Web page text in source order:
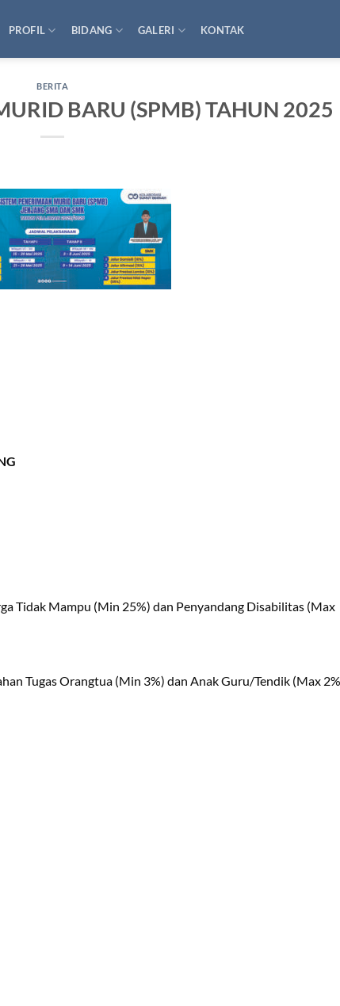
PROFIL BIDANG GALERI KONTAK
BERITA
BARU (SPMB) TAHUN 2025
Tidak Mampu (Min 25%) dan Penyandang Disabilitas (Max
Tugas Orangtua (Min 3%) dan Anak Guru/Tendik (Max